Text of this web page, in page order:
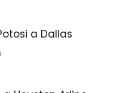
a Dallas